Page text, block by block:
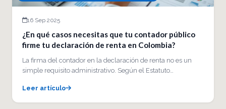
16 Sep 2025
¿En qué casos necesitas que tu contador público
firme tu declaración de renta en Colombia?
La firma del contador en la declaración de renta no es un
simple requisito administrativo. Según el Estatuto…
Leer artículo